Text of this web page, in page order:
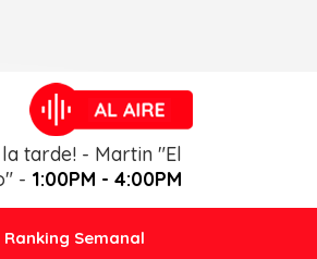
tarde! - Martin "El
- 1:00PM - 4:00PM
Ranking Semanal